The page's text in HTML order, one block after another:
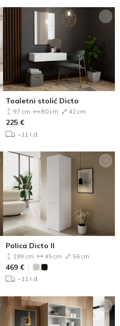
Toaletni stolić Dicto
97 cm 80 cm 42 cm
225 €
~11 r.d.
Polica Dicto II
199 cm 45 cm 56 cm
469 €
~11 r.d.